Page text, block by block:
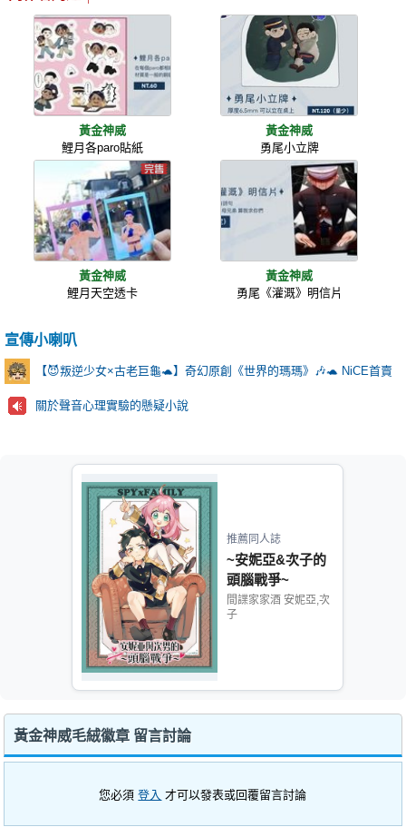
黃金神威
鯉月各paro貼紙
黃金神威
勇尾小立牌
黃金神威
鯉月天空透卡
黃金神威
勇尾《灌溉》明信片
宣傳小喇叭
【😈叛逆少女×古老巨龜🐢】奇幻原創《世界的瑪瑪》🎶🐢 NiCE首賣
關於聲音心理實驗的懸疑小說
推薦同人誌
~安妮亞&次子的
頭腦戰爭~
間諜家家酒 安妮亞,次
子
黃金神威毛絨徽章 留言討論
您必須登入 才可以發表或回覆留言討論